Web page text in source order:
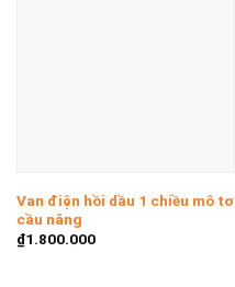
Van điện hồi dầu 1 chiều mô tơ
cầu nâng
₫1.800.000